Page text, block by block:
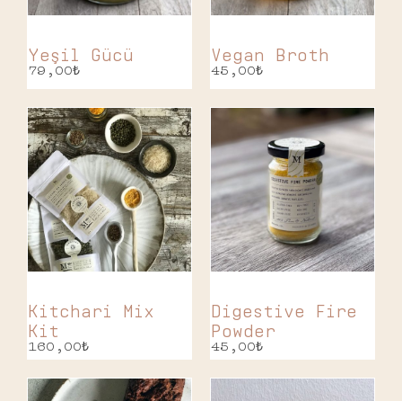
Yeşil Gücü
79,00₺
Vegan Broth
45,00₺
Kitchari Mix
Kit
160,00₺
Digestive Fire
Powder
45,00₺